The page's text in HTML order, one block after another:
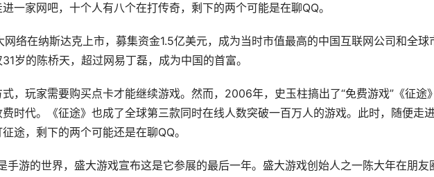
一家网吧，十个人有八个在打传奇，剩下的两个可能是在聊QQ。
络在纳斯达克上市，募集资金1.5亿美元，成为当时市值最高的中国互联网公司和全球
岁的陈桥天，超过网易丁磊，成为中国的首富。
，玩家需要购买点卡才能继续游戏。然而，2006年，史玉柱搞出了“免费游戏”《征途》
时代。《征途》也成了全球第三款同时在线人数突破一百万人的游戏。此时，随便走
途，剩下的两个可能还是在聊QQ。
游的世界，盛大游戏宣布这是它参展的最后一年。盛大游戏创始人之一陈大年在朋友